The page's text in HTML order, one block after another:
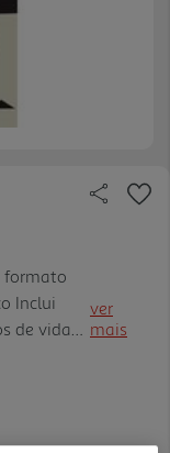
formato
Inclui
de vida
ver
mais